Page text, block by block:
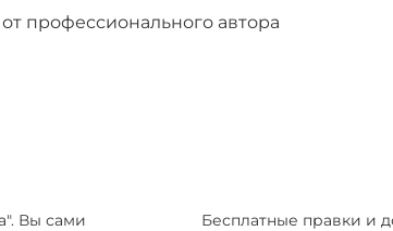
профессионального автора
Вы сами
Бесплатные правки и